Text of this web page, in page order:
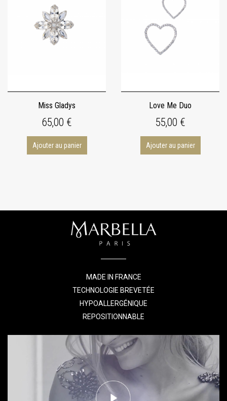
Miss Gladys
65,00 €
Ajouter au panier
Love Me Duo
55,00 €
Ajouter au panier
MADE IN FRANCE
TECHNOLOGIE BREVETÉE
HYPOALLERGÉNIQUE
REPOSITIONNABLE